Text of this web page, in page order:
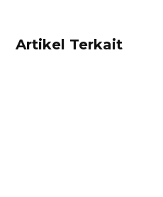
Artikel Terkait